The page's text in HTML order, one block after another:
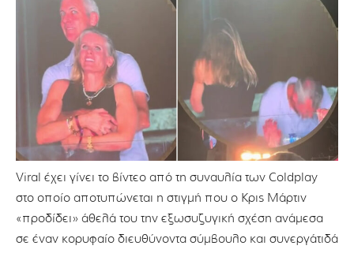
Viral έχει γίνει το βίντεο από τη συναυλία των Coldplay
στο οποίο αποτυπώνεται η στιγμή που ο Κρις Μάρτιν
«προδίδει» άθελά του την εξωσυζυγική σχέση ανάμεσα
σε έναν κορυφαίο διευθύνοντα σύμβουλο και συνεργάτιδά